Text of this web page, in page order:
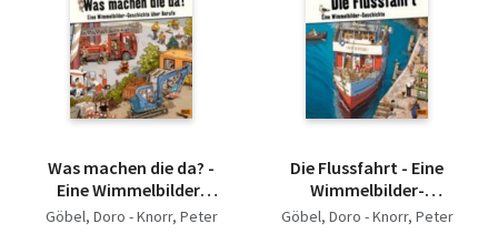
Was machen die da? -
Eine Wimmelbilder-
Geschichte über
Göbel, Doro - Knorr, Peter
Die Flussfahrt - Eine
Wimmelbilder-
Geschichte.
Göbel, Doro - Knorr, Peter